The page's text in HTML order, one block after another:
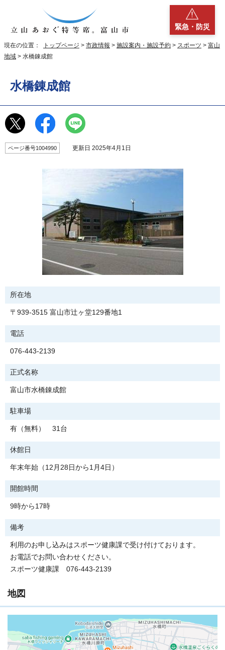
緊急・防災
現在の位置： トップページ > 市政情報 > 施設案内・施設予約 > スポーツ > 富山
地域 > 水橋錬成館
水橋錬成館
ページ番号1004990 更新日 2025年4月1日
所在地
〒939-3515 富山市辻ヶ堂129番地1
電話
076-443-2139
正式名称
富山市水橋錬成館
駐車場
有（無料） 31台
休館日
年末年始（12月28日から1月4日）
開館時間
9時から17時
備考
利用のお申し込みはスポーツ健康課で受け付けております。
お電話でお問い合わせください。
スポーツ健康課 076-443-2139
地図